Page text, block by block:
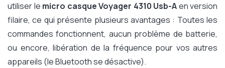
utiliser le micro casque Voyager 4310 Usb-Aen version
filaire, ce qui présente plusieurs avantages : Toutes les
commandes fonctionnent, aucun problème de batterie,
ou encore, libération de la fréquence pour vos autres
appareils (le Bluetooth se désactive).